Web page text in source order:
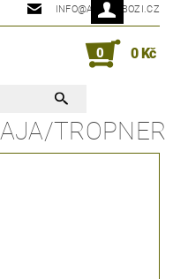
INFO@ARMYZBOZI.CZ
0 0 Kč
TROPNER